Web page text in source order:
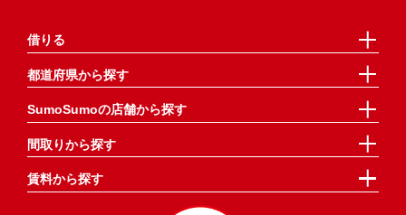
借りる
都道府県から探す
SumoSumoの店舗から探す
間取りから探す
賃料から探す